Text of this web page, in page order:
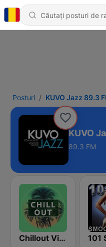
Posturi KUVO Jazz 89.3
KUVO
89.3 FM
Chillout Vibes